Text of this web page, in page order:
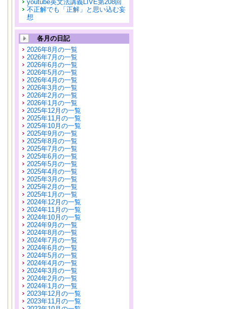
youtube英文法講義LIVE第208回
不正解でも「正解」と思い込む妄
想
各月の日記
2026年8月の一覧
2026年7月の一覧
2026年6月の一覧
2026年5月の一覧
2026年4月の一覧
2026年3月の一覧
2026年2月の一覧
2026年1月の一覧
2025年12月の一覧
2025年11月の一覧
2025年10月の一覧
2025年9月の一覧
2025年8月の一覧
2025年7月の一覧
2025年6月の一覧
2025年5月の一覧
2025年4月の一覧
2025年3月の一覧
2025年2月の一覧
2025年1月の一覧
2024年12月の一覧
2024年11月の一覧
2024年10月の一覧
2024年9月の一覧
2024年8月の一覧
2024年7月の一覧
2024年6月の一覧
2024年5月の一覧
2024年4月の一覧
2024年3月の一覧
2024年2月の一覧
2024年1月の一覧
2023年12月の一覧
2023年11月の一覧